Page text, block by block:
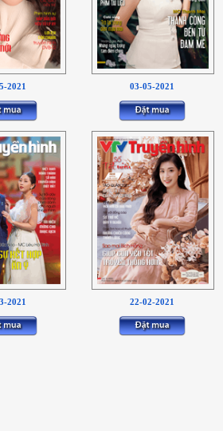
2021 03-05-2021
2021 22-02-2021